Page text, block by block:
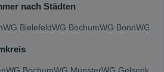
nach Städten
WG BielefeldWG BochumWG BonnWG